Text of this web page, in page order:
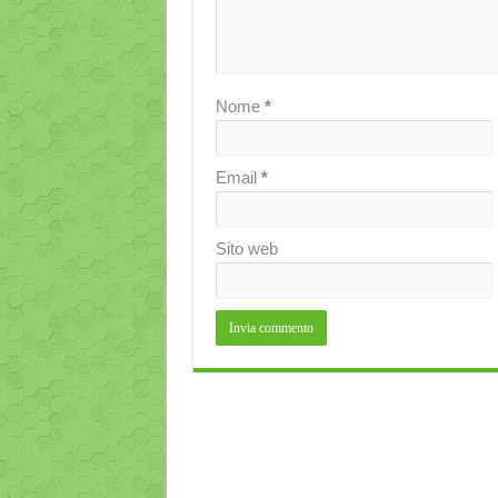
Nome *
Email *
Sito web